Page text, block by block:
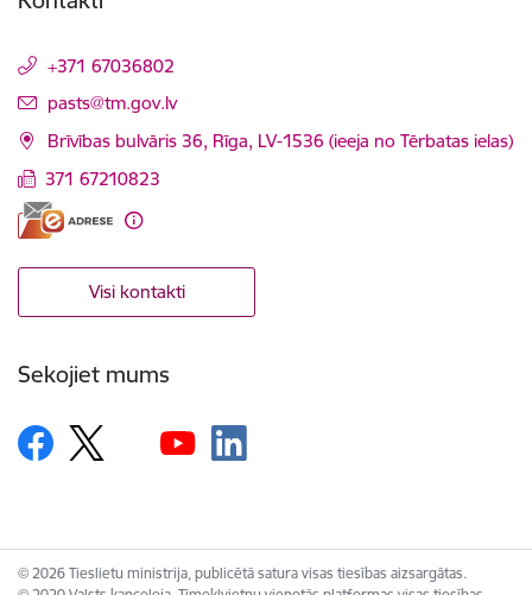
+371 67036802
E-pasts:
pasts@tm.gov.lv
Brīvības bulvāris 36, Rīga, LV-1536 (ieeja no Tērbatas ielas)
371 67210823
Visi kontakti
Sekojiet mums
© 2026 Tieslietu ministrija, publicētā satura visas tiesības aizsargātas.